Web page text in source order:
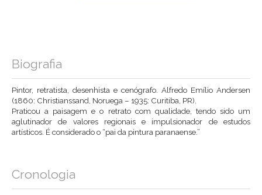
Biografia
Pintor, retratista, desenhista e cenógrafo. Alfredo Emílio Andersen
(1860: Christianssand, Noruega – 1935: Curitiba, PR).
Praticou a paisagem e o retrato com qualidade, tendo sido um
aglutinador de valores regionais e impulsionador de estudos
artísticos. É considerado o “pai da pintura paranaense.”
Cronologia